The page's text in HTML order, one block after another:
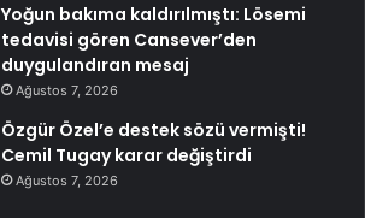
Yoğun bakıma kaldırılmıştı: Lösemi
tedavisi gören Cansever’den
duygulandıran mesaj
Ağustos 7, 2026
Özgür Özel’e destek sözü vermişti!
Cemil Tugay karar değiştirdi
Ağustos 7, 2026